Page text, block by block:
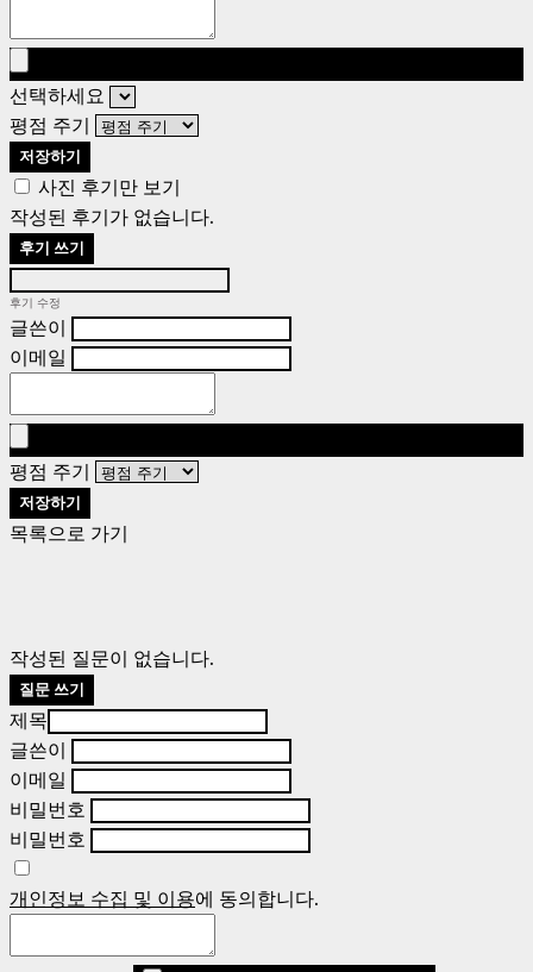
선택하세요
평점 주기
저장하기
사진 후기만 보기
작성된 후기가 없습니다.
후기 쓰기
후기 수정
글쓴이
이메일
평점 주기
저장하기
목록으로 가기
작성된 질문이 없습니다.
질문 쓰기
제목
글쓴이
이메일
비밀번호
비밀번호
개인정보 수집 및 이용에 동의합니다.